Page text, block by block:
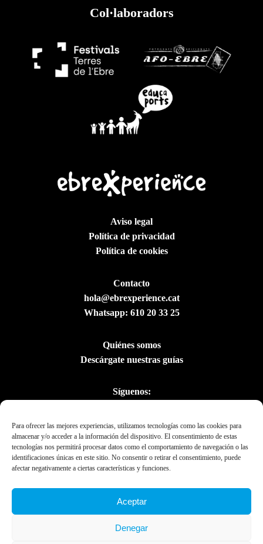
Para ofrecer las mejores experiencias, utilizamos tecnologías como las cookies para
almacenar y/o acceder a la información del dispositivo. El consentimiento de estas
tecnologías nos permitirá procesar datos como el comportamiento de navegación o las
identificaciones únicas en este sitio. No consentir o retirar el consentimiento, puede
afectar negativamente a ciertas características y funciones.
Aceptar
Denegar
Col·laboradors
Aviso legal
Política de privacidad
Política de cookies
Contacto
hola@ebrexperience.cat
Whatsapp: 610 20 33 25
Quiénes somos
Descárgate nuestras guías
Síguenos: